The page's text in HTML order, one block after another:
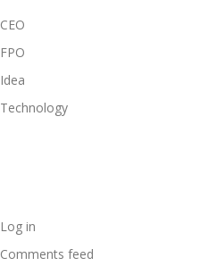
CEO
FPO
Idea
Technology
Log in
Comments feed